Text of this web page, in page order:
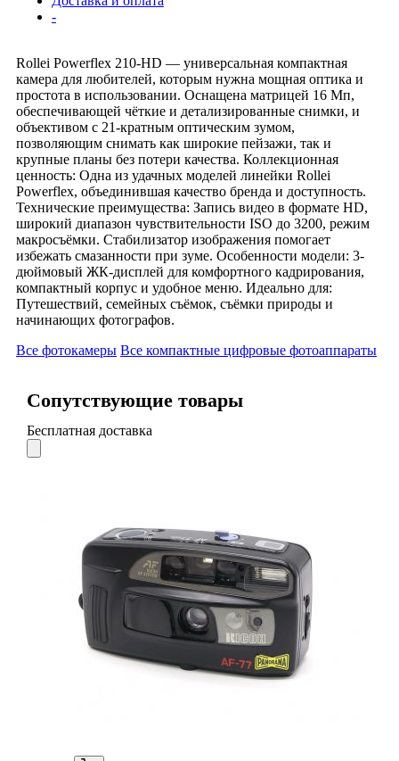
-
Rollei Powerflex 210-HD — универсальная компактная
камера для любителей, которым нужна мощная оптика и
простота в использовании. Оснащена матрицей 16 Мп,
обеспечивающей чёткие и детализированные снимки, и
объективом с 21-кратным оптическим зумом,
позволяющим снимать как широкие пейзажи, так и
крупные планы без потери качества. Коллекционная
ценность: Одна из удачных моделей линейки Rollei
Powerflex, объединившая качество бренда и доступность.
Технические преимущества: Запись видео в формате HD,
широкий диапазон чувствительности ISO до 3200, режим
макросъёмки. Стабилизатор изображения помогает
избежать смазанности при зуме. Особенности модели: 3-
дюймовый ЖК-дисплей для комфортного кадрирования,
компактный корпус и удобное меню. Идеально для:
Путешествий, семейных съёмок, съёмки природы и
начинающих фотографов.
Все фотокамеры Все компактные цифровые фотоаппараты
Сопутствующие товары
Бесплатная доставка